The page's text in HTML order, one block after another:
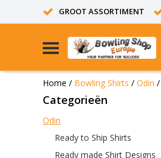
GROOT ASSORTIMENT
Home / Bowling Shirts / Odin /
Categorieën
Odin
Ready to Ship Shirts
Ready made Shirt Designs